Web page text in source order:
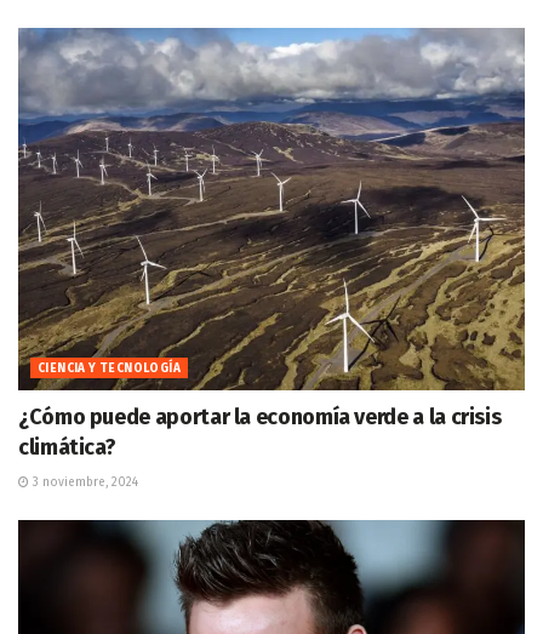
CIENCIA Y TECNOLOGÍA
¿Cómo puede aportar la economía verde a la crisis
climática?
3 noviembre, 2024